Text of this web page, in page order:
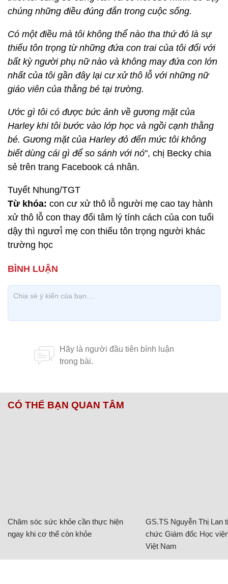
chúng những điều đúng đắn trong cuộc sống.
Có một điều mà tôi không thể nào tha thứ đó là sự
thiếu tôn trọng từ những đứa con trai của tôi đối với
bất kỳ người phụ nữ nào và không may đứa con lớn
nhất của tôi gần đây lại cư xử thô lỗ với những nữ
giáo viên của thằng bé tại trường.
Ước gì tôi có được bức ảnh về gương mặt của
Harley khi tôi bước vào lớp học và ngồi cạnh thằng
bé. Gương mặt của Harley đỏ đến mức tôi không
biết dùng cái gì để so sánh với nó", chị Becky chia
sẻ trên trang Facebook cá nhân.
Tuyết Nhung/TGT
Từ khóa: con cư xử thô lỗ người mẹ cao tay hành
xử thô lỗ con thay đổi tâm lý tính cách của con tuổi
dậy thì ngươì̀̀ mẹ con thiếu tôn trọng người khác
trường học
CÓ THỂ BẠN QUAN TÂM
Chăm sóc sức khỏe cần thực hiện
ngay khi cơ thể còn khỏe
GS.TS Nguyễn Thị Lan
chức Giám đốc Học
Việt Nam